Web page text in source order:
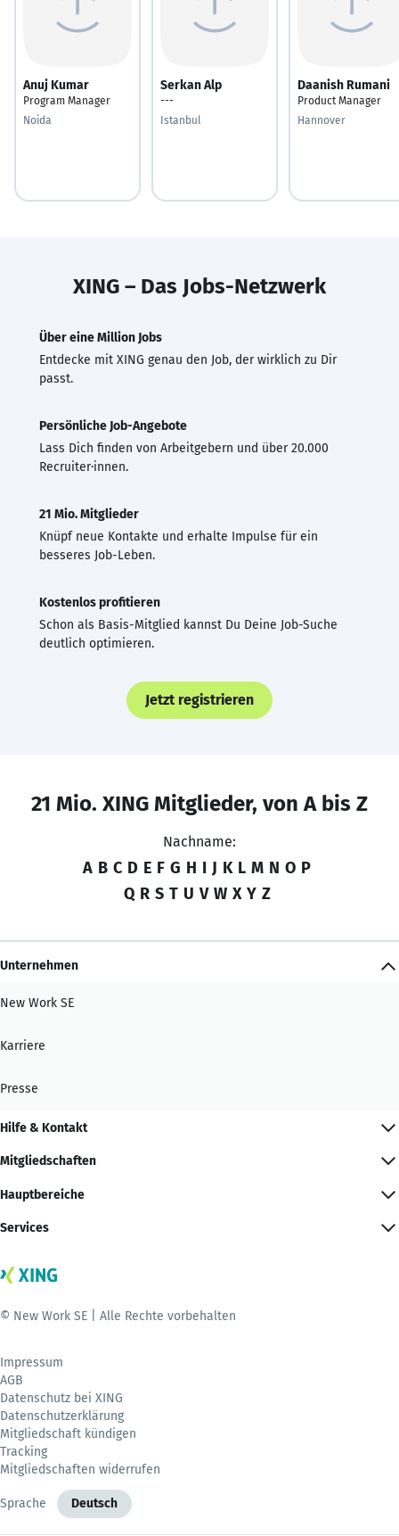
Anuj Kumar
Program Manager
Noida
Serkan Alp
---
Istanbul
Daanish Rumani
Product Manager
Hannover
XING – Das Jobs-Netzwerk
Über eine Million Jobs
Entdecke mit XING genau den Job, der wirklich zu Dir
passt.
Persönliche Job-Angebote
Lass Dich finden von Arbeitgebern und über 20.000
Recruiter·innen.
21 Mio. Mitglieder
Knüpf neue Kontakte und erhalte Impulse für ein
besseres Job-Leben.
Kostenlos profitieren
Schon als Basis-Mitglied kannst Du Deine Job-Suche
deutlich optimieren.
Jetzt registrieren
21 Mio. XING Mitglieder, von A bis Z
Nachname:
A B C D E F G H I J K L M N O P
Q R S T U V W X Y Z
Unternehmen
New Work SE
Karriere
Presse
Hilfe & Kontakt
Mitgliedschaften
Hauptbereiche
Services
© New Work SE | Alle Rechte vorbehalten
Impressum
AGB
Datenschutz bei XING
Datenschutzerklärung
Mitgliedschaft kündigen
Tracking
Mitgliedschaften widerrufen
Sprache Deutsch